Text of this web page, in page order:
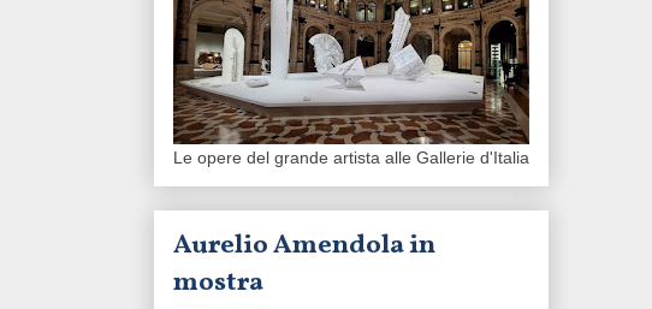
Le opere del grande artista alle Gallerie d'Italia
Aurelio Amendola in
mostra